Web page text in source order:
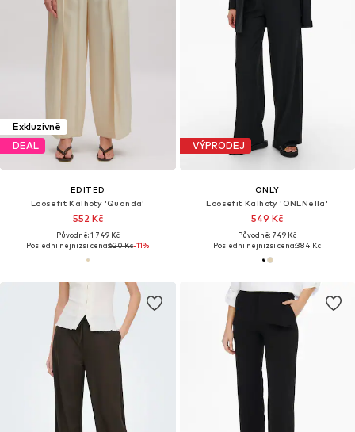
Exkluzivně
DEAL
EDITED
Loosefit Kalhoty 'Quanda'
552 Kč
Původně: 1 749 Kč
Poslední nejnižší cena:620 Kč-11%
VÝPRODEJ
ONLY
Loosefit Kalhoty 'ONLNella'
549 Kč
Původně: 749 Kč
Poslední nejnižší cena:384 Kč